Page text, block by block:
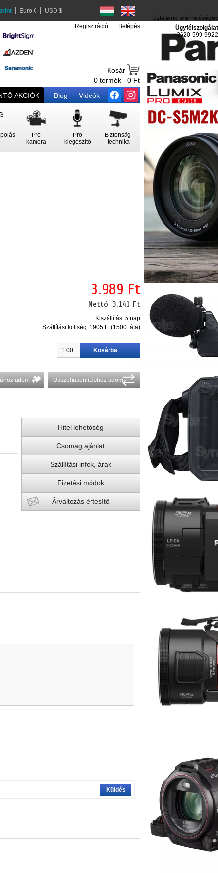
Euro € USD $
Regisztráció Belépés
Kosár
0 termék - 0 Ft
AKCIÓK Blog Videók
Pro
kamera
Pro
kiegészítő
Biztonság-
technika
Üzleteink, elérhetőségek
Ügyfélszolgálat
+3620-599-9922
3.989 Ft
Nettó: 3.141 Ft
Kiszállítás: 5 nap
Szállítási költség:1905 Ft (1500+áfa)
adom Összehasonlításhoz adom
Hitel lehetőség
Csomag ajánlat
Szállítási infok, árak
Fizetési módok
Árváltozás értesítő
Küldés